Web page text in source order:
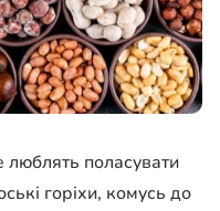
поласувати
горіхи, комусь до